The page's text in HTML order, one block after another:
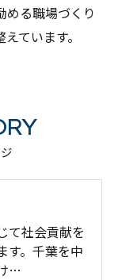
める職場づくり
ています。
て社会貢献を
す。千葉を中
…